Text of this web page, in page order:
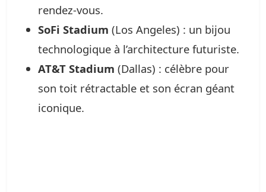
rendez-vous.
SoFi Stadium (Los Angeles) : un bijou
technologique à l’architecture futuriste.
AT&T Stadium (Dallas) : célèbre pour
son toit rétractable et son écran géant
iconique.